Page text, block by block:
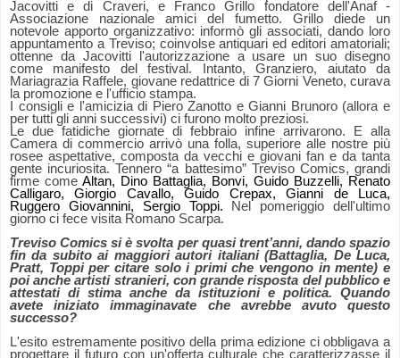
Jacovitti e di Craveri, e Franco Grillo fondatore dell'Anaf -
Associazione nazionale amici del fumetto.
Grillo diede un
notevole apporto organizzativo: informò gli associati, dando loro
appuntamento a Treviso; coinvolse antiquari ed editori amatoriali;
ottenne da Jacovitti l'autorizzazione a usare un suo disegno
come manifesto del festival.
Intanto, Granziero, aiutato da
Mariagrazia Raffele, giovane redattrice di 7 Giorni Veneto, curava
la promozione e l'ufficio stampa.
I consigli e l'amicizia di Piero Zanotto e Gianni Brunoro (allora e
per tutti gli anni successivi) ci furono molto preziosi.
Le due fatidiche giornate di febbraio infine arrivarono.
E alla
Camera di commercio arrivò una folla, superiore alle nostre più
rosee aspettative, composta da vecchi e giovani fan e da tanta
gente incuriosita. Tennero “a battesimo” Treviso Comics, grandi
firme come Altan, Dino Battaglia, Bonvi, Guido Buzzelli, Renato
Calligaro,Giorgio Cavallo,Guido Crepax,Gianni de Luca,
Ruggero Giovannini, Sergio Toppi.
Nel pomeriggio dell'ultimo
giorno ci fece visita Romano Scarpa.
Treviso Comics si è svolta per quasi trent’anni, dando spazio
fin da subito ai maggiori autori italiani (Battaglia, De Luca,
Pratt, Toppi per citare solo i primi che vengono in mente) e
poi anche artisti stranieri, con grande risposta del pubblico e
attestati di stima anche da istituzioni e politica. Quando
avete iniziato immaginavate che avrebbe avuto questo
successo?
L'esito estremamente positivo della prima edizione ci obbligava a
progettare il futuro con un'offerta culturale che caratterizzasse il